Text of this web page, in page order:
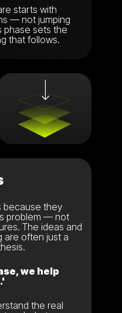
starts with
— not jumping
phase sets the
that follows.
because they
problem — not
The ideas and
are often just a
we help
the real